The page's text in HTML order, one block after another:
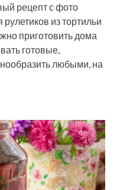
рецепт с фото
из тортильи
приготовить дома
готовые,
любыми, на